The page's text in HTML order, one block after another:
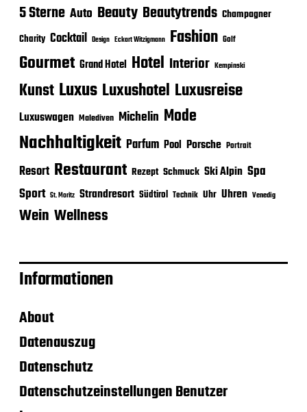
5 Sterne Auto Beauty Beautytrends Champagner
Charity Cocktail Design Eckart Witzigmann Fashion Golf
Gourmet Grand Hotel Hotel Interior Kempinski
Kunst Luxus Luxushotel Luxusreise
Luxuswagen Malediven Michelin Mode
Nachhaltigkeit Parfum Pool Porsche Portrait
Resort Restaurant Rezept Schmuck Ski Alpin Spa
Sport St. Moritz Strandresort Südtirol Technik Uhr Uhren Venedig
Wein Wellness
Informationen
About
Datenauszug
Datenschutz
Datenschutzeinstellungen Benutzer